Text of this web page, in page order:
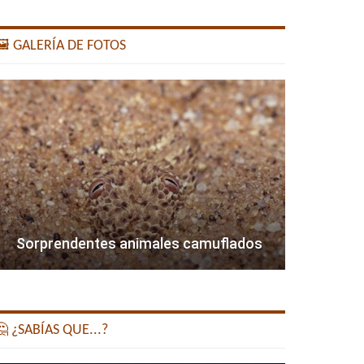
GALERÍA DE FOTOS
Sorprendentes animales camuflados
¿SABÍAS QUE...?